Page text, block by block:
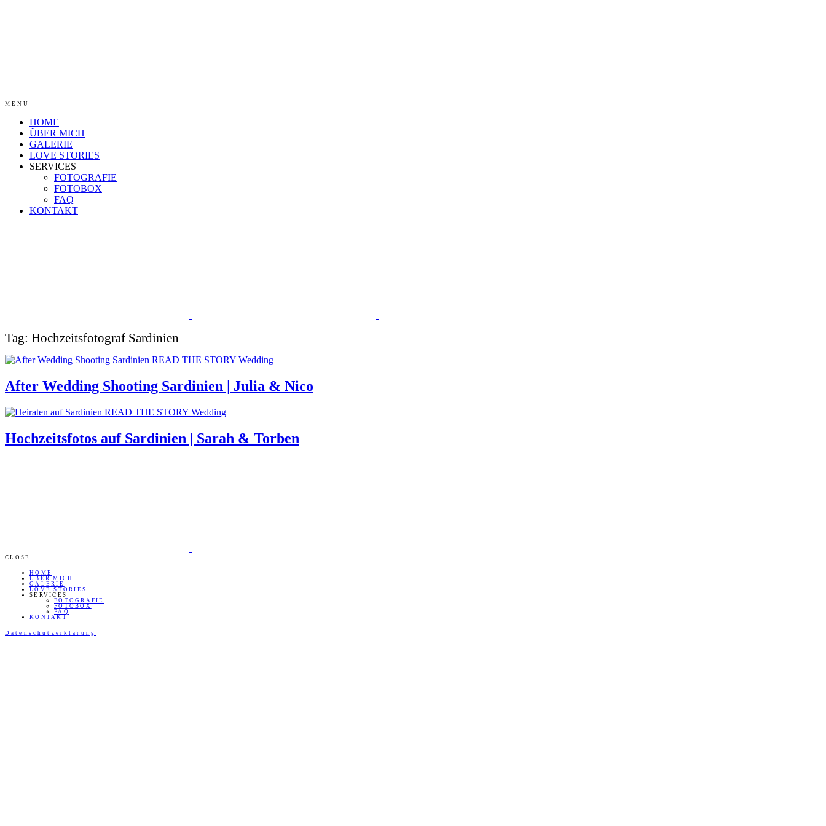
MENU
HOME
ÜBER MICH
GALERIE
LOVE STORIES
SERVICES
FOTOGRAFIE
FOTOBOX
FAQ
KONTAKT
Tag: Hochzeitsfotograf Sardinien
READ THE STORY Wedding
After Wedding Shooting Sardinien | Julia & Nico
READ THE STORY Wedding
Hochzeitsfotos auf Sardinien | Sarah & Torben
CLOSE
HOME
ÜBER MICH
GALERIE
LOVE STORIES
SERVICES
FOTOGRAFIE
FOTOBOX
FAQ
KONTAKT
Datenschutzerklärung